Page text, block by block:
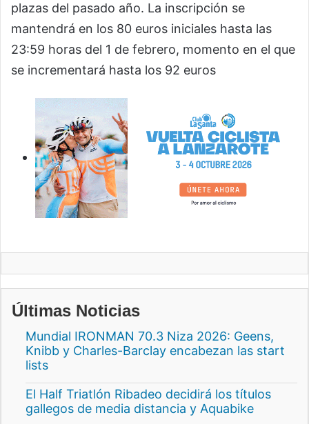
plazas del pasado año. La inscripción se
mantendrá en los 80 euros iniciales hasta las
23:59 horas del 1 de febrero, momento en el que
se incrementará hasta los 92 euros
Últimas Noticias
Mundial IRONMAN 70.3 Niza 2026: Geens,
Knibb y Charles-Barclay encabezan las start
lists
El Half Triatlón Ribadeo decidirá los títulos
gallegos de media distancia y Aquabike